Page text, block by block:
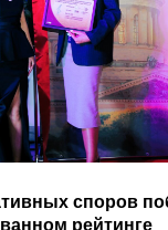
споров
рейтинге